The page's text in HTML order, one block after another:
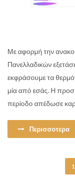
Με αφορμή την
Πανελλαδικών
εκφράσουμε τα
μία από εσάς. Η
περίοδο απέδωσε
Περισσοτερα
1